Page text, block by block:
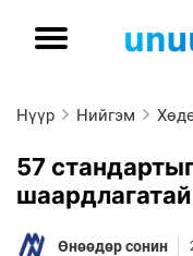
Нүүр Нийгэм
57
шаардлагатай
Өнөөдөр сонин